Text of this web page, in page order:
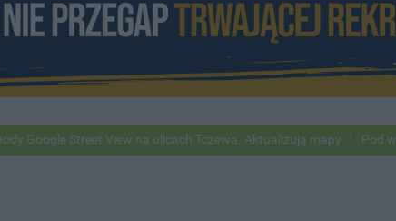
Street View na ulicach Tczewa. Aktualizują mapy Pod